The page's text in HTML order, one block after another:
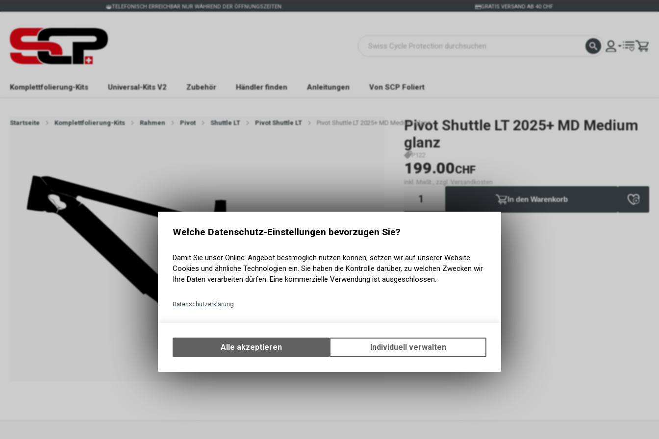
TELEFONISCH ERREICHBAR NUR WÄHREND DER ÖFFNUNGSZEITEN. GRATIS VERSAND AB 40 CHF
Komplettfolierung-Kits Universal-Kits V2 Zubehör Händler finden Anleitungen Von SCP Foliert
Startseite Komplettfolierung-Kits Rahmen Pivot Shuttle LT Pivot Shuttle LT Pivot Shuttle LT 2025+ MD Medium glanzPivot Shuttle LT 2025+ MD Medium
glanz
P122
199.00CHF
inkl. MwSt., zzgl. Versandkosten
In den Warenkorb
Welche Datenschutz-Einstellungen bevorzugen Sie?
Damit Sie unser Online-Angebot bestmöglich nutzen können, setzen wir auf unserer Website
Cookies und ähnliche Technologien ein. Sie haben die Kontrolle darüber, zu welchen Zwecken wir
Ihre Daten verarbeiten dürfen. Eine kommerzielle Verwendung ist ausgeschlossen.
Datenschutzerklärung
Ihrem Gerät, um die grundlegenden Funktionen unseres Online-Angebots, wie die
Verwendung des Warenkorbs, zu ermöglichen. Bitte beachten Sie, dass die
zulassen.
Alle akzeptieren Individuell verwalten